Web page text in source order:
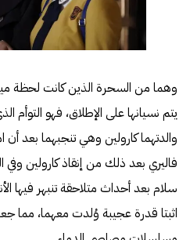
وهما من السحرة الذين كانت لحظة
يتم نسيانها على الإطلاق، فهو التوأم
والدتهما كارولين وهي تنجبهما بعد
فاليري بعد ذلك من إنقاذ كارولين وفي
سلام بعد أحداث متلاحقة تنبهر فيها
اثبتا قدرة عجيبة وُلدت معهما، مما